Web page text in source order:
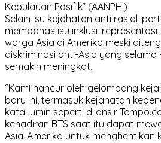
Kepulauan Pasifik” (AANPHI)
Selain isu kejahatan anti rasial,
membahas isu inklusi,
warga Asia di Amerika meski
diskriminasi anti-Asia yang selama
semakin meningkat.
“Kami hancur oleh gelombang
baru ini, termasuk kejahatan
kata Jimin seperti dilansir
kehadiran BTS saat itu dapat
Asia-Amerika untuk menghentikan